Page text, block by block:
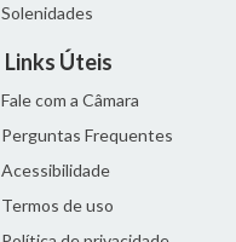
Solenidades
Links Úteis
Fale com a Câmara
Perguntas Frequentes
Acessibilidade
Termos de uso